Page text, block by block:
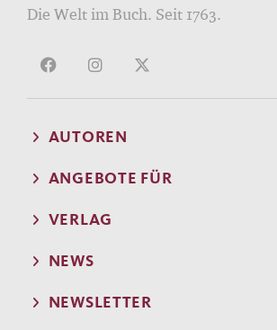
Die Welt im Buch. Seit 1763.
AUTOREN
ANGEBOTE FÜR
VERLAG
NEWS
NEWSLETTER